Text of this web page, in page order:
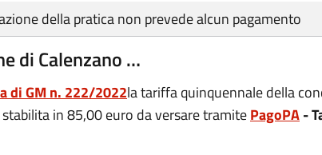
della pratica non prevede alcun pagamento
di Calenzano …
di GM n. 222/2022la tariffa quinquennale della
in 85,00 euro da versare tramitePagoPA-